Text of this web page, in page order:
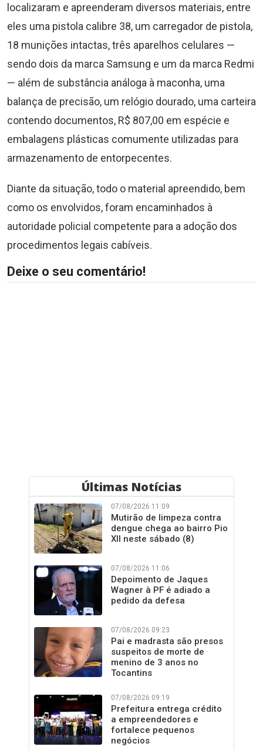
localizaram e apreenderam diversos materiais, entre
eles uma pistola calibre 38, um carregador de pistola,
18 munições intactas, três aparelhos celulares —
sendo dois da marca Samsung e um da marca Redmi
— além de substância análoga à maconha, uma
balança de precisão, um relógio dourado, uma carteira
contendo documentos, R$ 807,00 em espécie e
embalagens plásticas comumente utilizadas para
armazenamento de entorpecentes.
Diante da situação, todo o material apreendido, bem
como os envolvidos, foram encaminhados à
autoridade policial competente para a adoção dos
procedimentos legais cabíveis.
Deixe o seu comentário!
Últimas Notícias
07/08/2026 11:09
Mutirão de limpeza contra
dengue chega ao bairro Pio
XII neste sábado (8)
07/08/2026 11:06
Depoimento de Jaques
Wagner à PF é adiado a
pedido da defesa
07/08/2026 09:23
Pai e madrasta são presos
suspeitos de morte de
menino de 3 anos no
Tocantins
07/08/2026 09:19
Prefeitura entrega crédito
a empreendedores e
fortalece pequenos
negócios